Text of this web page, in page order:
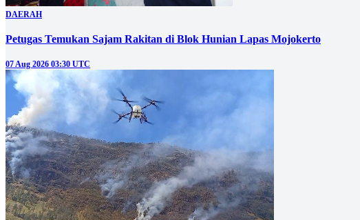
DAERAH
Petugas Temukan Sajam Rakitan di Blok Hunian Lapas Mojokerto
07 Aug 2026 03:30 UTC